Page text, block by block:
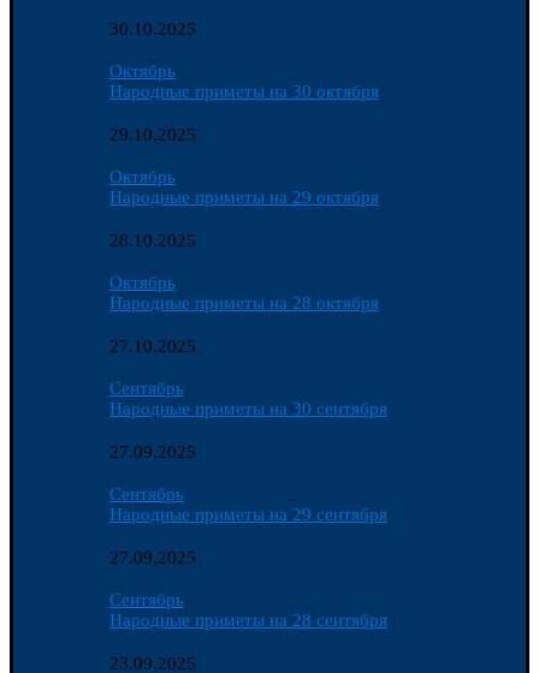
30.10.2025
Октябрь
Народные приметы на 30 октября
29.10.2025
Октябрь
Народные приметы на 29 октября
28.10.2025
Октябрь
Народные приметы на 28 октября
27.10.2025
Сентябрь
Народные приметы на 30 сентября
27.09.2025
Сентябрь
Народные приметы на 29 сентября
27.09.2025
Сентябрь
Народные приметы на 28 сентября
23.09.2025